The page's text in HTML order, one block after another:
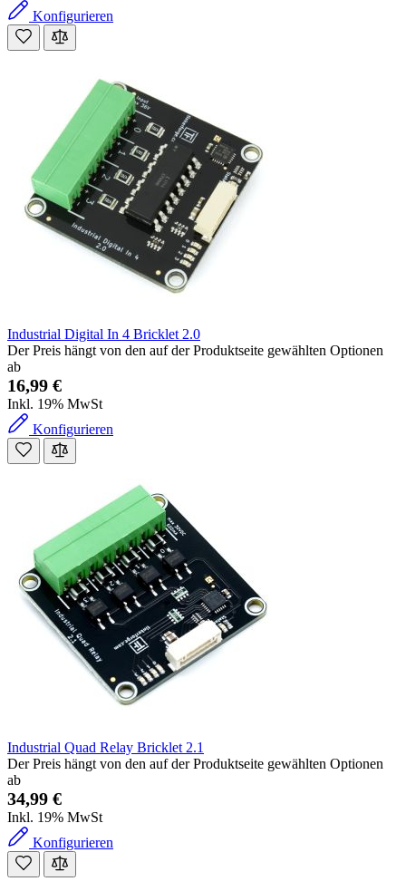
Konfigurieren
Industrial Digital In 4 Bricklet 2.0
Der Preis hängt von den auf der Produktseite gewählten Optionen
ab
16,99 €
Inkl. 19% MwSt
Konfigurieren
Industrial Quad Relay Bricklet 2.1
Der Preis hängt von den auf der Produktseite gewählten Optionen
ab
34,99 €
Inkl. 19% MwSt
Konfigurieren